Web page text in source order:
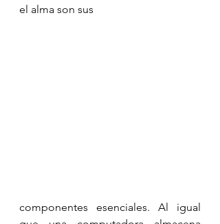
el alma son sus
componentes esenciales. Al igual